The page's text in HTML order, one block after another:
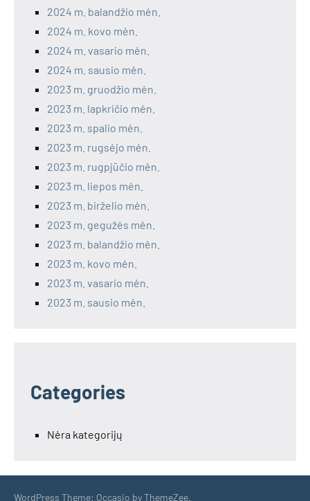
2024 m. balandžio mėn.
2024 m. kovo mėn.
2024 m. vasario mėn.
2024 m. sausio mėn.
2023 m. gruodžio mėn.
2023 m. lapkričio mėn.
2023 m. spalio mėn.
2023 m. rugsėjo mėn.
2023 m. rugpjūčio mėn.
2023 m. liepos mėn.
2023 m. birželio mėn.
2023 m. gegužės mėn.
2023 m. balandžio mėn.
2023 m. kovo mėn.
2023 m. vasario mėn.
2023 m. sausio mėn.
Categories
Nėra kategorijų
WordPress Theme: Occasio by ThemeZee.